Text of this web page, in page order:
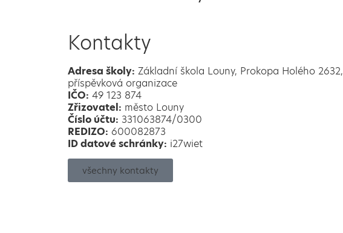
Kontakty
Adresa školy: Základní škola Louny, Prokopa Holého 2632,
příspěvková organizace
IČO: 49 123 874
Zřizovatel: město Louny
Číslo účtu: 331063874/0300
REDIZO: 600082873
ID datové schránky: i27wiet
všechny kontakty